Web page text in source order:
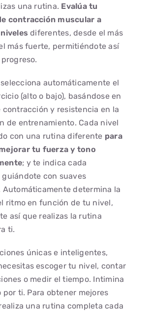
una rutina. Evalúa tu
contracción muscular a
diferentes, desde el más
más fuerte, permitiéndote así
automáticamente el
(alto o bajo), basándose en
contracción y resistencia en la
de entrenamiento. Cada nivel
con una rutina diferente para
tu fuerza y tono
; y te indica cada
con suaves
Automáticamente determina la
ritmo en función de tu nivel,
así que realizas la rutina
ti.
únicas e inteligentes,
escoger tu nivel, contar
o medir el tiempo. Intimina
por ti. Para obtener mejores
una rutina completa cada